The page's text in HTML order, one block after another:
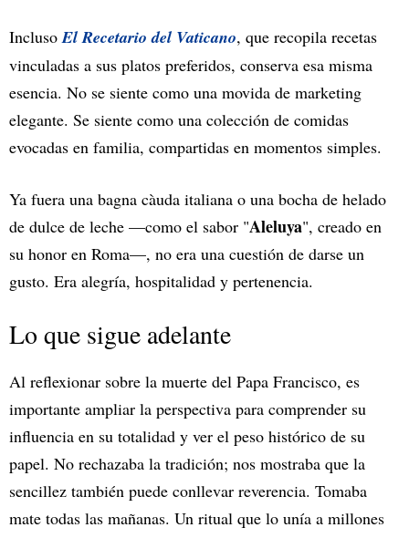
InclusoEl Recetario del Vaticano, que recopila recetas
vinculadas a sus platos preferidos, conserva esa misma
esencia. No se siente como una movida de marketing
elegante. Se siente como una colección de comidas
evocadas en familia, compartidas en momentos simples.
Ya fuera una bagna càuda italiana o una bocha de helado
de dulce de leche —como el sabor "Aleluya", creado en
su honor en Roma—, no era una cuestión de darse un
gusto. Era alegría, hospitalidad y pertenencia.
Lo que sigue adelante
Al reflexionar sobre la muerte del Papa Francisco, es
importante ampliar la perspectiva para comprender su
influencia en su totalidad y ver el peso histórico de su
papel. No rechazaba la tradición; nos mostraba que la
sencillez también puede conllevar reverencia. Tomaba
mate todas las mañanas. Un ritual que lo unía a millones